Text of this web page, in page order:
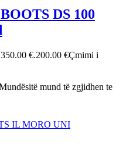
DS 100
€.200.00 €Çmimi i
mund të zgjidhen te